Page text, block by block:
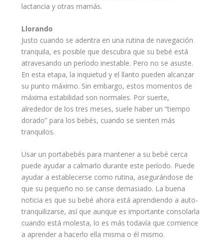
lactancia y otras mamás.
Llorando
Justo cuando se adentra en una rutina de navegación
tranquila, es posible que descubra que su bebé está
atravesando un período inestable. Pero no se asuste.
En esta etapa, la inquietud y el llanto pueden alcanzar
su punto máximo. Sin embargo, estos momentos de
máxima estabilidad son normales. Por suerte,
alrededor de los tres meses, suele haber un “tiempo
dorado” para los bebés, cuando se sienten más
tranquilos.
Usar un portabebés para mantener a su bebé cerca
puede ayudara calmarlo durante este período. Puede
ayudar a establecerse como rutina, asegurándose de
que su pequeño no se canse demasiado. La buena
noticia es que su bebé ahora está aprendiendo a auto-
tranquilizarse, así que aunque es importante consolarla
cuando está molesta, lo es más todavía que comience
a aprender a hacerlo ella misma o él mismo.